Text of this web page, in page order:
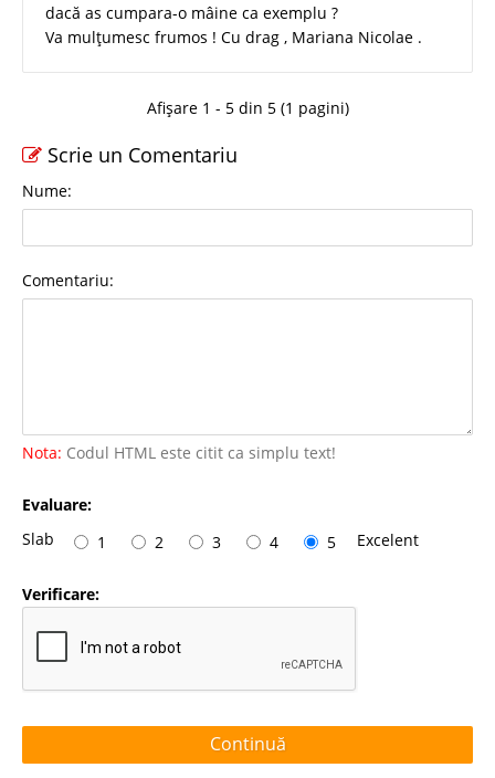
dacă as cumpara-o mâine ca exemplu ?
Va mulțumesc frumos ! Cu drag , Mariana Nicolae .
Afișare 1 - 5 din 5 (1 pagini)
Scrie un Comentariu
Nume:
Comentariu:
Nota: Codul HTML este citit ca simplu text!
Evaluare:
Slab
1 2 3 4 5 Excelent
Verificare:
Continuă